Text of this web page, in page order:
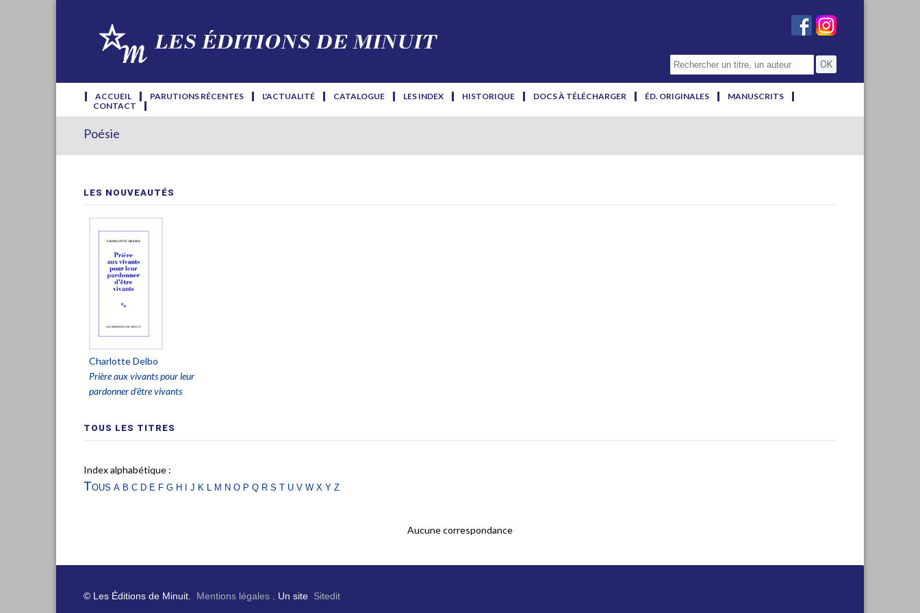
ACCUEIL PARUTIONS RÉCENTES L'ACTUALITÉ CATALOGUE LES INDEX HISTORIQUE DOCS À TÉLÉCHARGER ÉD. ORIGINALES
MANUSCRITS
CONTACT
Poésie
LES NOUVEAUTÉS
Charlotte Delbo
Prière aux vivants pour leur
pardonner d'être vivants
TOUS LES TITRES
Index alphabétique :
Tous a b c d e fg h i j k l m no p q rs t uvwx yz
Aucune correspondance
© Les Éditions de Minuit. Mentions légales . Un site Sitedit